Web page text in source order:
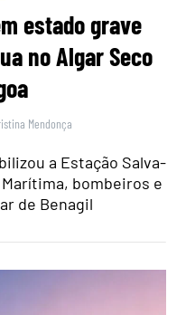
estado grave
no Algar Seco
Mendonça
a Estação Salva-
bombeiros e
de Benagil